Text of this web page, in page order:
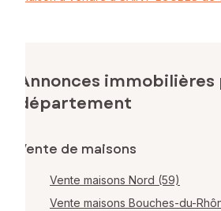
Annonces immobilières
département
Vente de maisons
Vente maisons Nord (59)
Vente maisons Bouches-du-